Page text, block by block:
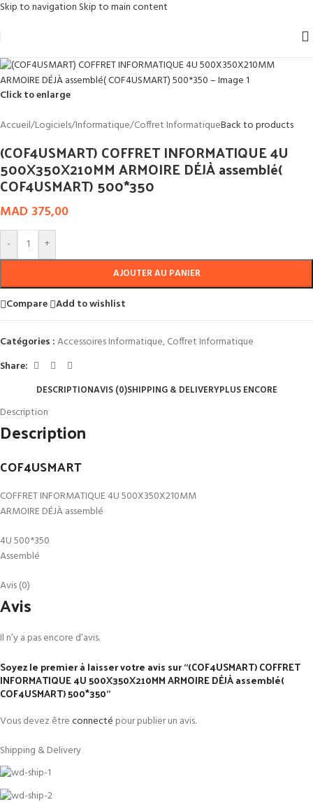
Skip to navigation Skip to main content
Click to enlarge
Accueil/Logiciels/Informatique/Coffret InformatiqueBack to products
(COF4USMART) COFFRET INFORMATIQUE 4U
500X350X210MM ARMOIRE DÉJÀ assemblé(
COF4USMART) 500*350
MAD 375,00
- +
AJOUTER AU PANIER
Compare Add to wishlist
Catégories :Accessoires Informatique,Coffret Informatique
Share:
DESCRIPTIONAVIS (0)SHIPPING & DELIVERYPLUS ENCORE
Description
Description
COF4USMART
COFFRET INFORMATIQUE 4U 500X350X210MM
ARMOIRE DÉJÀ assemblé
4U 500*350
Assemblé
Avis (0)
Avis
Il n’y a pas encore d’avis.
Soyez le premier à laisser votre avis sur “(COF4USMART) COFFRET
INFORMATIQUE 4U 500X350X210MM ARMOIRE DÉJÀ assemblé(
COF4USMART) 500*350”
Vous devez êtreconnecté pour publier un avis.
Shipping & Delivery